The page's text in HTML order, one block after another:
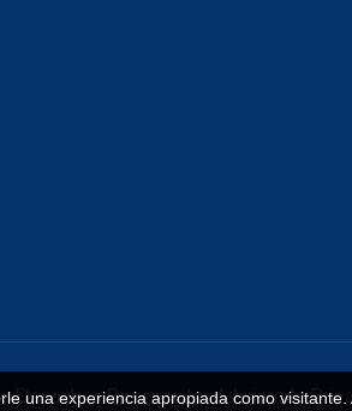
una experiencia apropiada como
Derechos Reservados. | Aviso de